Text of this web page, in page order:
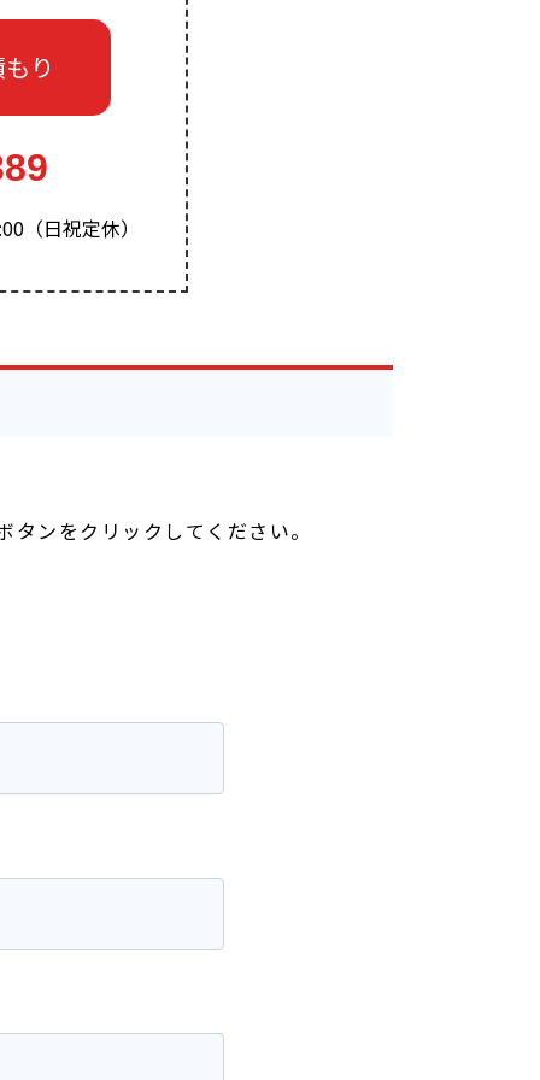
り
（日祝定休）
ンをクリックしてください。